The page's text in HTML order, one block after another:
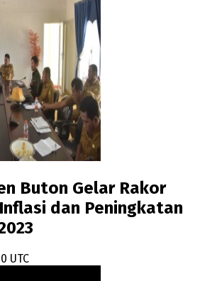
Buton Gelar Rakor
dan Peningkatan
UTC